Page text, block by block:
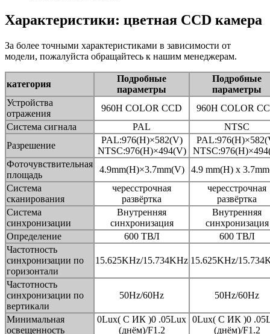
Характеристики: цветная CСD камера
За более точными характеристиками в зависимости от
модели, пожалуйста обращайтесь к нашим менеджерам.
категория
Подробные
параметры
Подробные
параметры
Устройства
отражения
960H COLOR CCD
960H COLOR
Система сигнала
PAL
NTSC
Разрешение
PAL:976(H)×582(V)
NTSC:976(H)×494(V)
Фоточувствительная
площадь
4.9mm(H)×3.7mm(V)
4.9 mm(H) x
Система
сканирования
чересстрочная
развёртка
чересстрочная
развёртка
Система
синхронизации
Внутренняя
синхронизация
Внутренняя
синхронизация
Определение
600 ТВЛ
600 ТВЛ
Частотность
синхронизации по
горизонтали
15.625KHz/15.734KHz 15.625KHz/
Частотность
синхронизации по
вертикали
50Hz/60Hz 50Hz/60Hz
Минимальная
освещенность
0Lux( С ИК )0 .05Lux
(днём)/F1.2
0Lux( С ИК )0
(днём)/F1.2